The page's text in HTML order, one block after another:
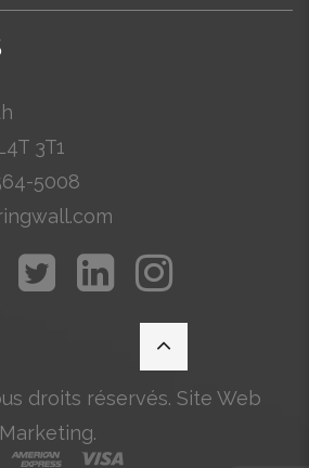
3T1
5008
droits réservés. Site Web